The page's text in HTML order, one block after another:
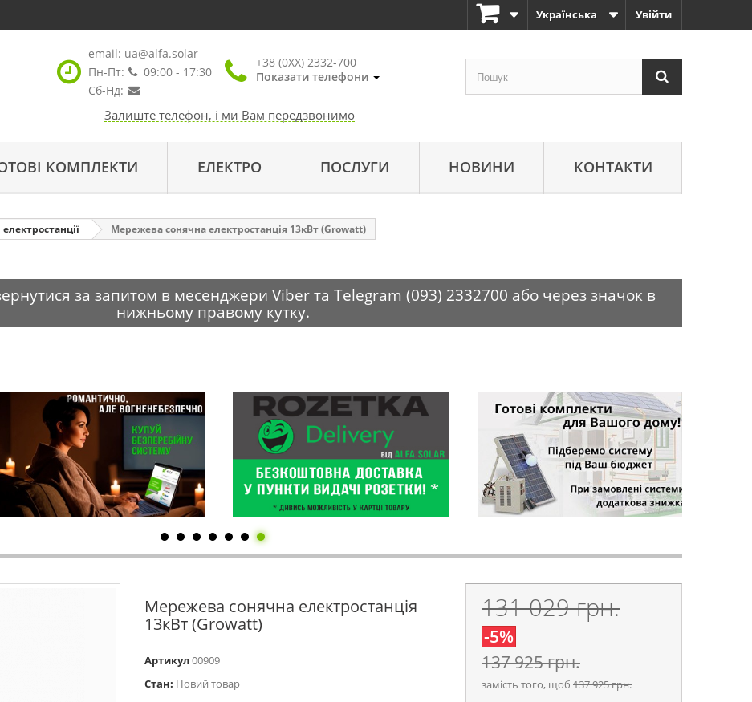
Увійти
Українська
email: ua@alfa.solar
Пн-Пт:
09:00 - 17:30
Сб-Нд:
+38 (0XX) 2332-700
Показати телефони
Залиште телефон, і ми Вам передзвонимо
КОМПЛЕКТИ ЕЛЕКТРО ПОСЛУГИ НОВИНИ КОНТАКТИ
Мережева сонячна електростанція 13кВт (Growatt)
за запитом в месенджери Viber та Telegram (093) 2332700 або через значок в
нижньому правому кутку.
Мережева сонячна електростанція
13кВт (Growatt)
Артикул00909
Стан: Новий товар
131 029 грн.
-5%
137 925 грн.
замість того, щоб 137 925 грн.